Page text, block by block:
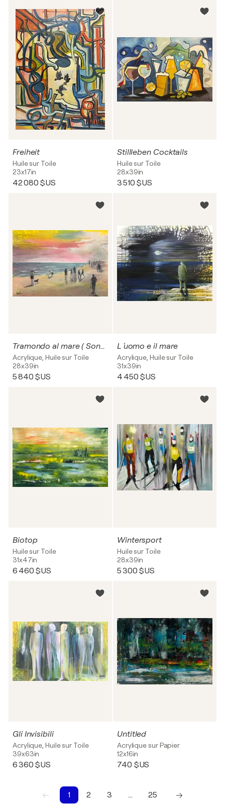
Freiheit
Huile sur Toile
23x17in
42 080 $US
Stillleben Cocktails
Huile sur Toile
28x39in
3 510 $US
Tramondo al mare ( Sonnenuntergang am Meer )
Acrylique, Huile sur Toile
28x39in
5 840 $US
L ´uomo e il mare
Acrylique, Huile sur Toile
31x39in
4 450 $US
Biotop
Huile sur Toile
31x47in
6 460 $US
Wintersport
Huile sur Toile
28x39in
5 300 $US
Gli Invisibili
Acrylique, Huile sur Toile
39x63in
6 360 $US
Untitled
Acrylique sur Papier
12x16in
740 $US
1 2 3 …
25